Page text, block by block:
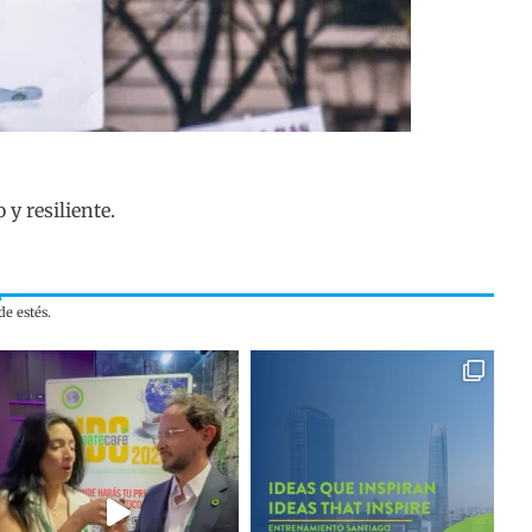
y resiliente.
estés.